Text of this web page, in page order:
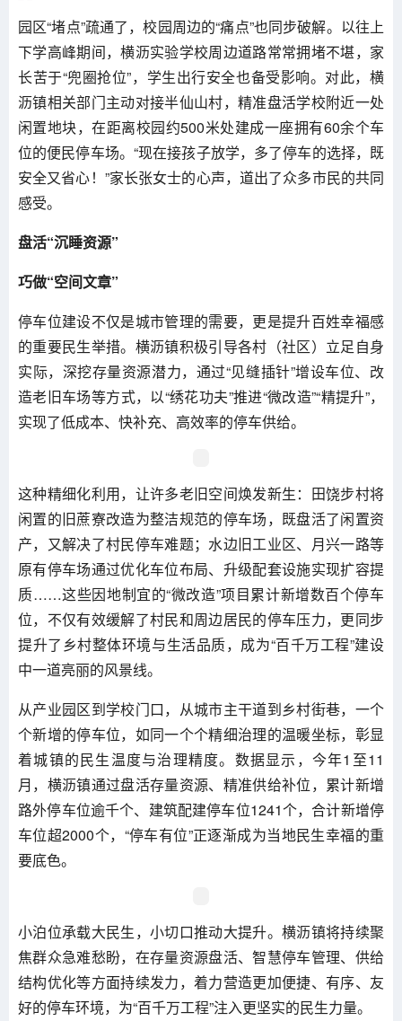
园区“堵点”疏通了，校园周边的“痛点”也同步破解。以往上
下学高峰期间，横沥实验学校周边道路常常拥堵不堪，家
长苦于“兜圈抢位”，学生出行安全也备受影响。对此， 横
沥镇相关部门主动对接半仙山村，精准盘活学校附近一处
闲置地块，在距离校园约500米处建成一座拥有60余个车
位的便民停车场。“现在接孩子放学，多了停车的选择，既
安全又省心！”家长张女士的心声，道出了众多市民的共同
感受。
盘活“沉睡资源”
巧做“空间文章”
停车位建设不仅是城市管理的需要，更是提升百姓幸福感
的重要民生举措。横沥镇积极引导各村（社区）立足自身
实际，深挖存量资源潜力，通过“见缝插针”增设车位、改
造老旧车场等方式，以“绣花功夫”推进“微改造”“精提升”，
实现了低成本、快补充、高效率的停车供给。
这种精细化利用，让许多老旧空间焕发新生：田饶步村将
闲置的旧蔗寮改造为整洁规范的停车场，既盘活了闲置资
产，又解决了村民停车难题；水边旧工业区、月兴一路等
原有停车场通过优化车位布局、升级配套设施实现扩容提
质……这些因地制宜的“微改造”项目累计新增数百个停车
位，不仅有效缓解了村民和周边居民的停车压力，更同步
提升了乡村整体环境与生活品质，成为“百千万工程”建设
中一道亮丽的风景线。
从产业园区到学校门口，从城市主干道到乡村街巷，一个
个新增的停车位，如同一个个精细治理的温暖坐标，彰显
着城镇的民生温度与治理精度。数据显示，今年1至11
月，横沥镇通过盘活存量资源、精准供给补位，累计新增
路外停车位逾千个、建筑配建停车位1241个，合计新增停
车位超2000个，“停车有位”正逐渐成为当地民生幸福的重
要底色。
小泊位承载大民生，小切口推动大提升。横沥镇将持续聚
焦群众急难愁盼，在存量资源盘活、智慧停车管理、供给
结构优化等方面持续发力，着力营造更加便捷、有序、友
好的停车环境，为“百千万工程”注入更坚实的民生力量。